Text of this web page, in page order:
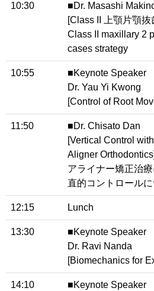
10:30
■Dr. Masashi
[Class II 上顎片顎
Class II maxillary 2
cases strategy
10:55
■Keynote Speaker
Dr. Yau Yi Kwong
[Control of Root
11:50
■Dr. Chisato Dan
[Vertical Control
Aligner Orthodontics]
アライナー矯正治
直的コントロール
12:15 Lunch
13:30
■Keynote Speaker
Dr. Ravi Nanda
[Biomechanics for
14:10
■Keynote Speaker